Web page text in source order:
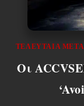
ΤΕΛΕΥΤΑΊΑ
Οι